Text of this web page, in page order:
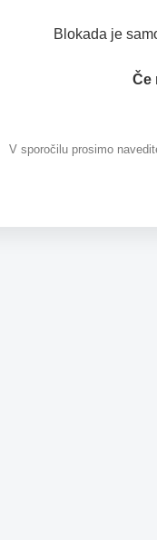
Blokada je
Če
V sporočilu prosimo